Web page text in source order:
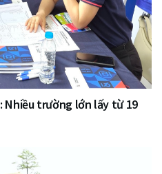
Nhiều trường lớn lấy từ 19